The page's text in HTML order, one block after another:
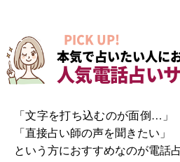
PICK UP!
本気で占いたい人に
人気電話占い
「文字を打ち込むのが面倒…」
「直接占い師の声を聞きたい」
という方におすすめなのが電話